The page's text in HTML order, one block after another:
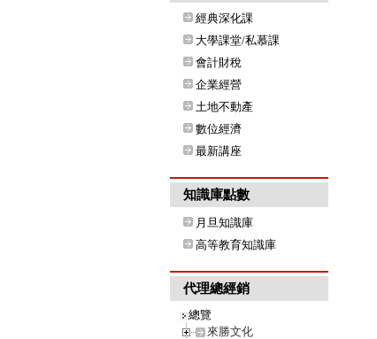
經典深化課
大學課堂/私慕課
會計財稅
企業經營
土地不動產
數位經濟
最新講座
知識庫點數
月旦知識庫
高等教育知識庫
代理總經銷
總覽
來勝文化